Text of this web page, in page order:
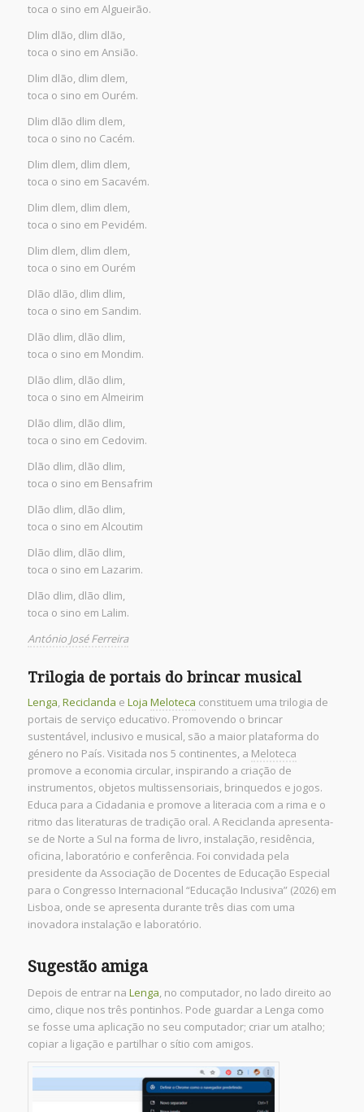
toca o sino em Algueirão.
Dlim dlão, dlim dlão,
toca o sino em Ansião.
Dlim dlão, dlim dlem,
toca o sino em Ourém.
Dlim dlão dlim dlem,
toca o sino no Cacém.
Dlim dlem, dlim dlem,
toca o sino em Sacavém.
Dlim dlem, dlim dlem,
toca o sino em Pevidém.
Dlim dlem, dlim dlem,
toca o sino em Ourém
Dlão dlão, dlim dlim,
toca o sino em Sandim.
Dlão dlim, dlão dlim,
toca o sino em Mondim.
Dlão dlim, dlão dlim,
toca o sino em Almeirim
Dlão dlim, dlão dlim,
toca o sino em Cedovim.
Dlão dlim, dlão dlim,
toca o sino em Bensafrim
Dlão dlim, dlão dlim,
toca o sino em Alcoutim
Dlão dlim, dlão dlim,
toca o sino em Lazarim.
Dlão dlim, dlão dlim,
toca o sino em Lalim.
António José Ferreira
Trilogia de portais do brincar musical
Lenga,Reciclanda e Loja Meloteca constituem uma trilogia de
portais de serviço educativo. Promovendo o brincar
sustentável, inclusivo e musical, são a maior plataforma do
género no País. Visitada nos 5 continentes, a Meloteca
promove a economia circular, inspirando a criação de
instrumentos, objetos multissensoriais, brinquedos e jogos.
Educa para a Cidadania e promove a literacia com a rima e o
ritmo das literaturas de tradição oral. A Reciclanda apresenta-
se de Norte a Sul na forma de livro, instalação, residência,
oficina, laboratório e conferência. Foi convidada pela
presidente da Associação de Docentes de Educação Especial
para o Congresso Internacional “Educação Inclusiva” (2026) em
Lisboa, onde se apresenta durante três dias com uma
inovadora instalação e laboratório.
Sugestão amiga
Depois de entrar na Lenga, no computador, no lado direito ao
cimo, clique nos três pontinhos. Pode guardar a Lenga como
se fosse uma aplicação no seu computador; criar um atalho;
copiar a ligação e partilhar o sítio com amigos.